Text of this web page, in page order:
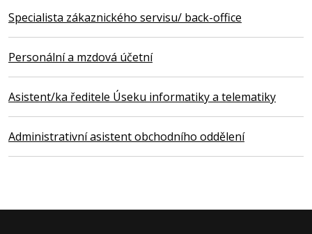
Specialista zákaznického servisu/ back-office
Personální a mzdová účetní
Asistent/ka ředitele Úseku informatiky a telematiky
Administrativní asistent obchodního oddělení